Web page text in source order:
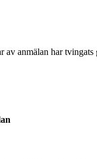
av anmälan har